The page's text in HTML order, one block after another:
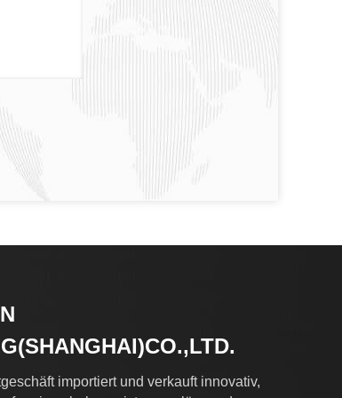
importiert und verkauft innovativ,